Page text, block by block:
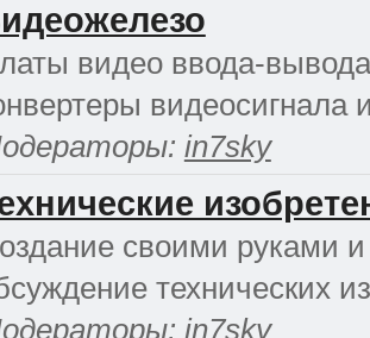
видео ввода-
видеосигнала
in7sky
своими руками и
технических
in7sky